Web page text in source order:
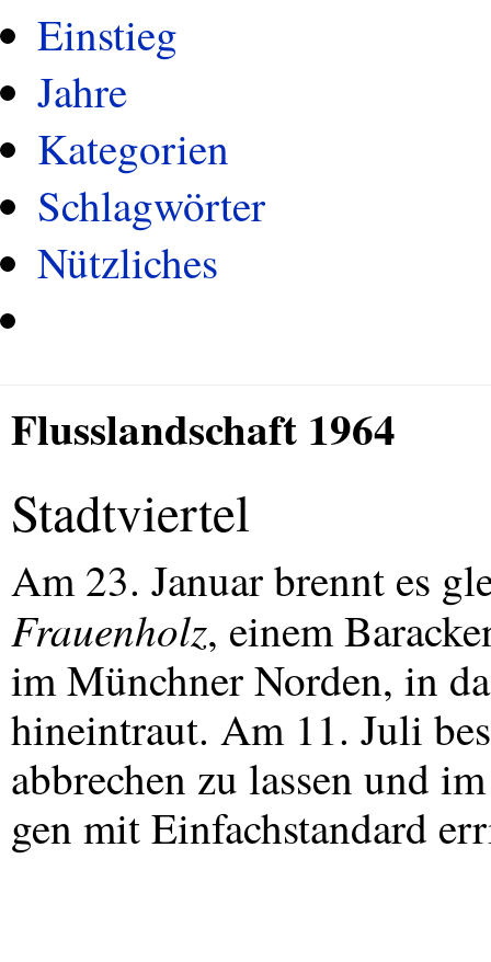
Einstieg
Jahre
Kategorien
Schlagwörter
Nützliches
Flusslandschaft 1964
Stadtviertel
Am 23. Januar brennt es
Frauenholz, einem
im Münchner Norden, in
hineintraut. Am 11. Juli
abbrechen zu lassen und
gen mit Einfachstandard